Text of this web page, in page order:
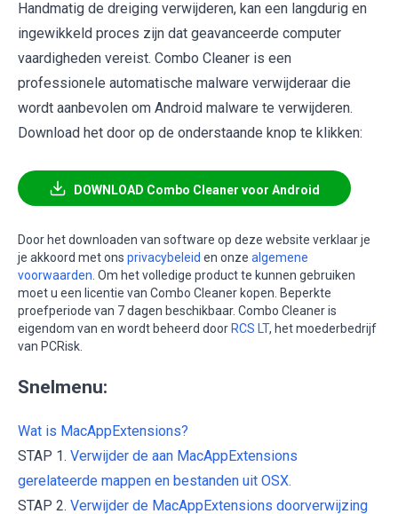
Handmatig de dreiging verwijderen, kan een langdurig en
ingewikkeld proces zijn dat geavanceerde computer
vaardigheden vereist. Combo Cleaner is een
professionele automatische malware verwijderaar die
wordt aanbevolen om Android malware te verwijderen.
Download het door op de onderstaande knop te klikken:
DOWNLOAD Combo Cleaner voor Android
Door het downloaden van software op deze website verklaar je
je akkoord met ons privacybeleid en onze algemene
voorwaarden . Om het volledige product te kunnen gebruiken
moet u een licentie van Combo Cleaner kopen. Beperkte
proefperiode van 7 dagen beschikbaar. Combo Cleaner is
eigendom van en wordt beheerd door RCS LT, het moederbedrijf
van PCRisk.
Snelmenu:
Wat is MacAppExtensions?
STAP 1. Verwijder de aan MacAppExtensions
gerelateerde mappen en bestanden uit OSX.
STAP 2. Verwijder de MacAppExtensions doorverwijzing